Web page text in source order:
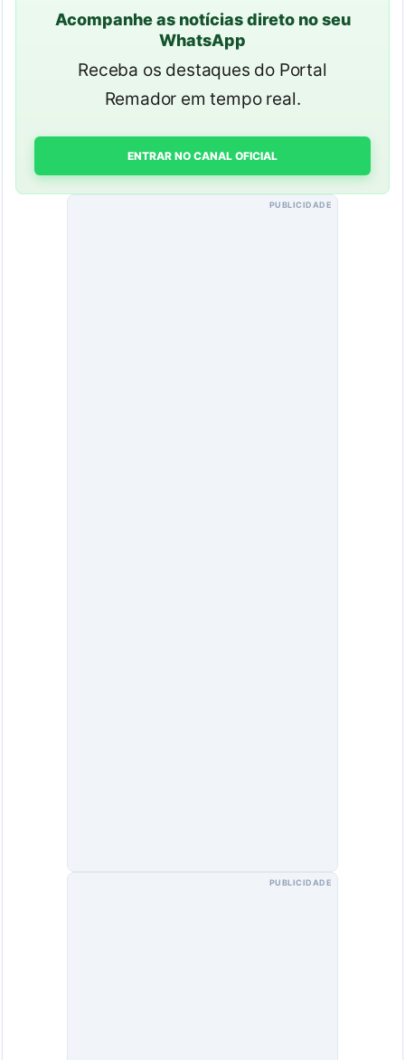
Acompanhe as notícias direto no seu
WhatsApp
Receba os destaques do Portal
Remador em tempo real.
ENTRAR NO CANAL OFICIAL
PUBLICIDADE
PUBLICIDADE